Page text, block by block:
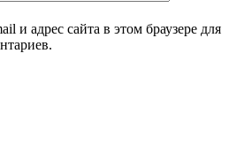
и адрес сайта в этом браузере для